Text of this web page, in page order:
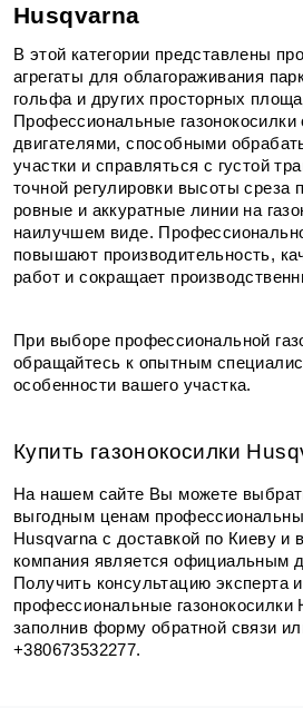
Husqvarna
В этой категории представлены
агрегаты для облагораживания
гольфа и других просторных
Профессиональные
двигателями, способными
участки и справляться с густой
точной регулировки высоты среза
ровные и аккуратные линии на
наилучшем виде.
повышают производительность,
работ и сокращает
При выборе профессиональной
обращайтесь к опытным
особенности вашего участка.
Купить газонокосилки
На нашем сайте Вы можете
выгодным ценам
Husqvarna с доставкой по Киеву и
компания является официальным
Получить консультацию эксперта
профессиональные
заполнив форму обратной связи
+380673532277.